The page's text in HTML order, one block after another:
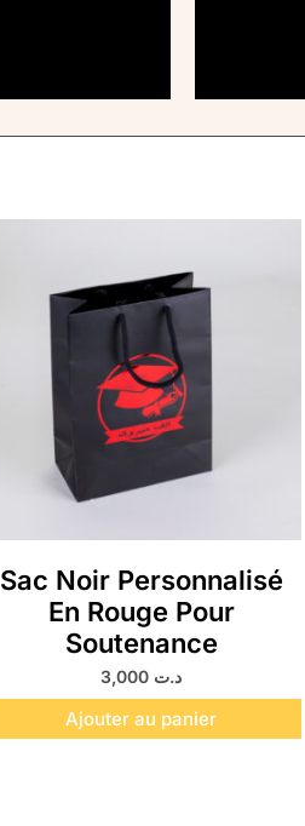
Sac Noir Personnalisé
En Rouge Pour
Soutenance
د.ت
Ajouter au panier